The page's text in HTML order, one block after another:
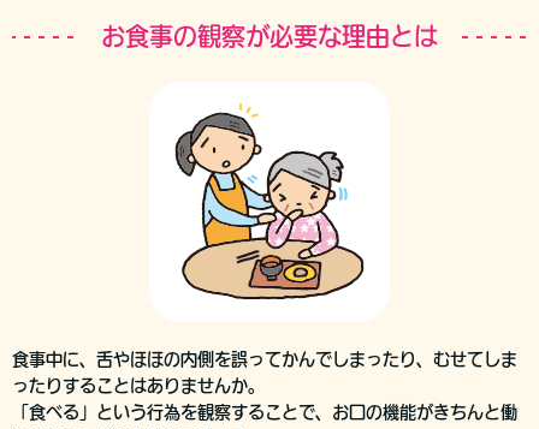
お食事の観察が必要な理由とは
食事中に、舌やほほの内側を誤ってかんでしまったり、むせてしま
ったりすることはありませんか。
「食べる」という行為を観察することで、お口の機能がきちんと働